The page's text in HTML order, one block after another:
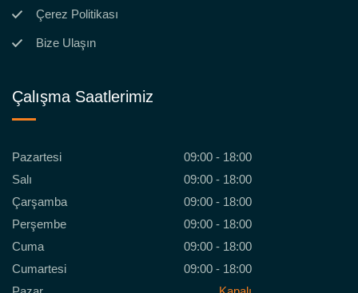
Çerez Politikası
Bize Ulaşın
Çalışma Saatlerimiz
Pazartesi
09:00 - 18:00
Salı
09:00 - 18:00
Çarşamba
09:00 - 18:00
Perşembe
09:00 - 18:00
Cuma
09:00 - 18:00
Cumartesi
09:00 - 18:00